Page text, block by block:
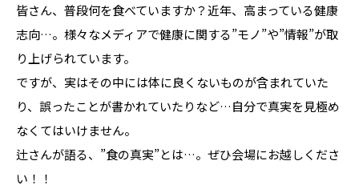
皆さん、普段何を食べていますか？近年、高まっている健康
志向…。様々なメディアで健康に関する”モノ”や”情報”が取
り上げられています。
ですが、実はその中には体に良くないものが含まれていた
り、誤ったことが書かれていたりなど…自分で真実を見極め
なくてはいけません。
辻さんが語る、”食の真実”とは…。ぜひ会場にお越しくださ
い！！